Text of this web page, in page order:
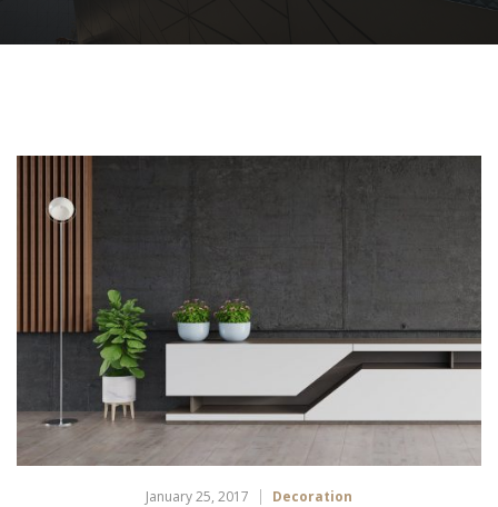
January 25, 2017 Decoration